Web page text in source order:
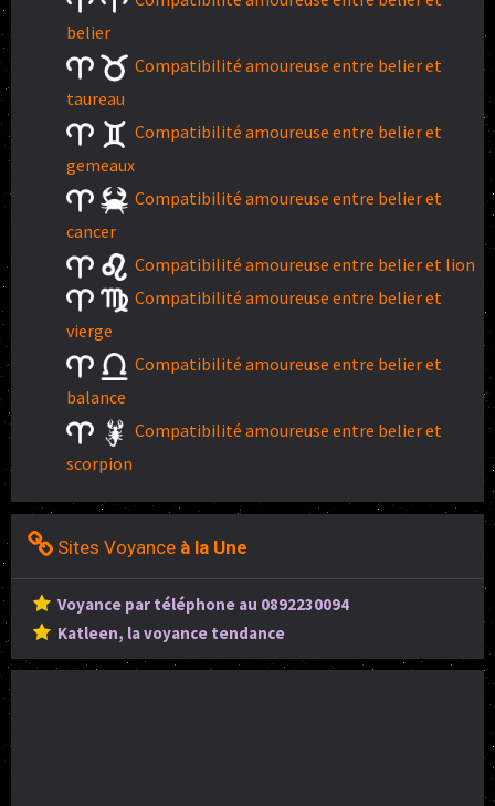
belier
Compatibilité amoureuse entre belier et
taureau
Compatibilité amoureuse entre belier et
gemeaux
Compatibilité amoureuse entre belier et
cancer
Compatibilité amoureuse entre belier et lion
Compatibilité amoureuse entre belier et
vierge
Compatibilité amoureuse entre belier et
balance
Compatibilité amoureuse entre belier et
scorpion
Sites Voyance à la Une
Voyance par téléphone au 0892230094
Katleen, la voyance tendance